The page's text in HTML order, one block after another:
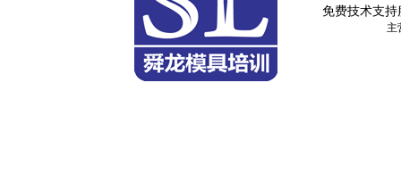
免费技术支持
主